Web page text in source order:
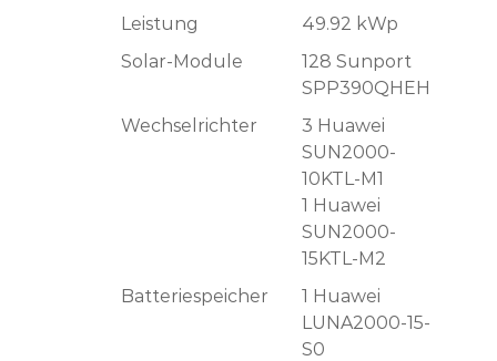
Leistung
49.92 kWp
Solar-Module
128 Sunport
SPP390QHEH
Wechselrichter
3 Huawei
SUN2000-
10KTL-M1
1 Huawei
SUN2000-
15KTL-M2
Batteriespeicher
1 Huawei
LUNA2000-15-
S0